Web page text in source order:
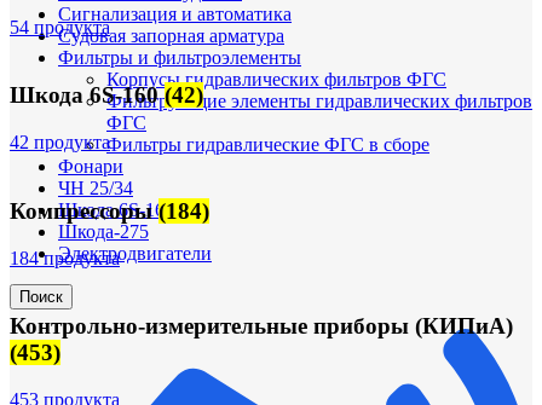
Сигнализация и автоматика
Судовая запорная арматура
Фильтры и фильтроэлементы
Корпусы гидравлических фильтров ФГС
Фильтрующие элементы гидравлических фильтров
ФГС
Фильтры гидравлические ФГС в сборе
Фонари
ЧН 25/34
Шкода 6S-160
Шкода-275
Электродвигатели
Поиск
54 продукта
Шкода 6S-160(42)
42 продукта
Компрессоры(184)
184 продукта
Контрольно-измерительные приборы (КИПиА)
(453)
453 продукта